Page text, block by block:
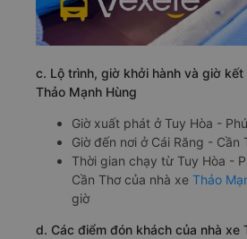
c. Lộ trình, giờ khởi hành và giờ
Thảo Mạnh Hùng
Giờ xuất phát ở Tuy Hòa -
Giờ đến nơi ở Cái Răng - Cần
Thời gian chạy từ Tuy Hòa -
Cần Thơ của nhà xe Thảo
giờ
d. Các điểm đón khách của nhà xe